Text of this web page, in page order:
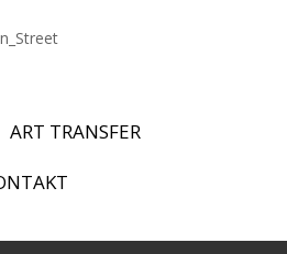
ART TRANSFER